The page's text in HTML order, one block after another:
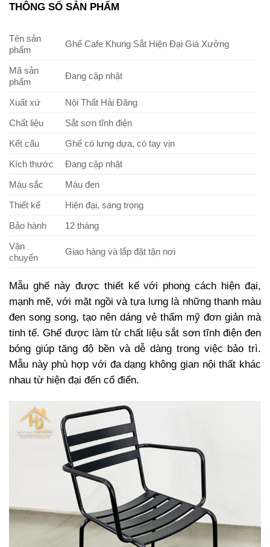
THÔNG SỐ SẢN PHẨM
Tên sản
phẩm
Ghế Cafe Khung Sắt Hiện Đại Giá Xưởng
Mã sản
phẩm
Đang cập nhật
Xuất xứ
Nội Thất Hải Đăng
Chất liệu
Sắt sơn tĩnh điện
Kết cấu
Ghế có lưng dựa, có tay vịn
Kích thước
Đang cập nhật
Màu sắc
Màu đen
Thiết kế
Hiện đại, sang trọng
Bảo hành
12 tháng
Vận
chuyển
Giao hàng và lắp đặt tận nơi
Mẫu ghế này được thiết kế với phong cách hiện đại,
mạnh mẽ, với mặt ngồi và tựa lưng là những thanh màu
đen song song, tạo nên dáng vẻ thẩm mỹ đơn giản mà
tinh tế. Ghế được làm từ chất liệu sắt sơn tĩnh điện đen
bóng giúp tăng độ bền và dễ dàng trong việc bảo trì.
Mẫu này phù hợp với đa dạng không gian nội thất khác
nhau từ hiện đại đến cổ điển.